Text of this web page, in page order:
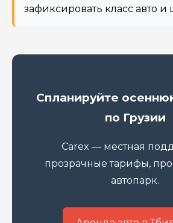
зафиксировать класс авто и
Спланируйте
по Грузии
Carex — местная
прозрачные тарифы,
автопарк.